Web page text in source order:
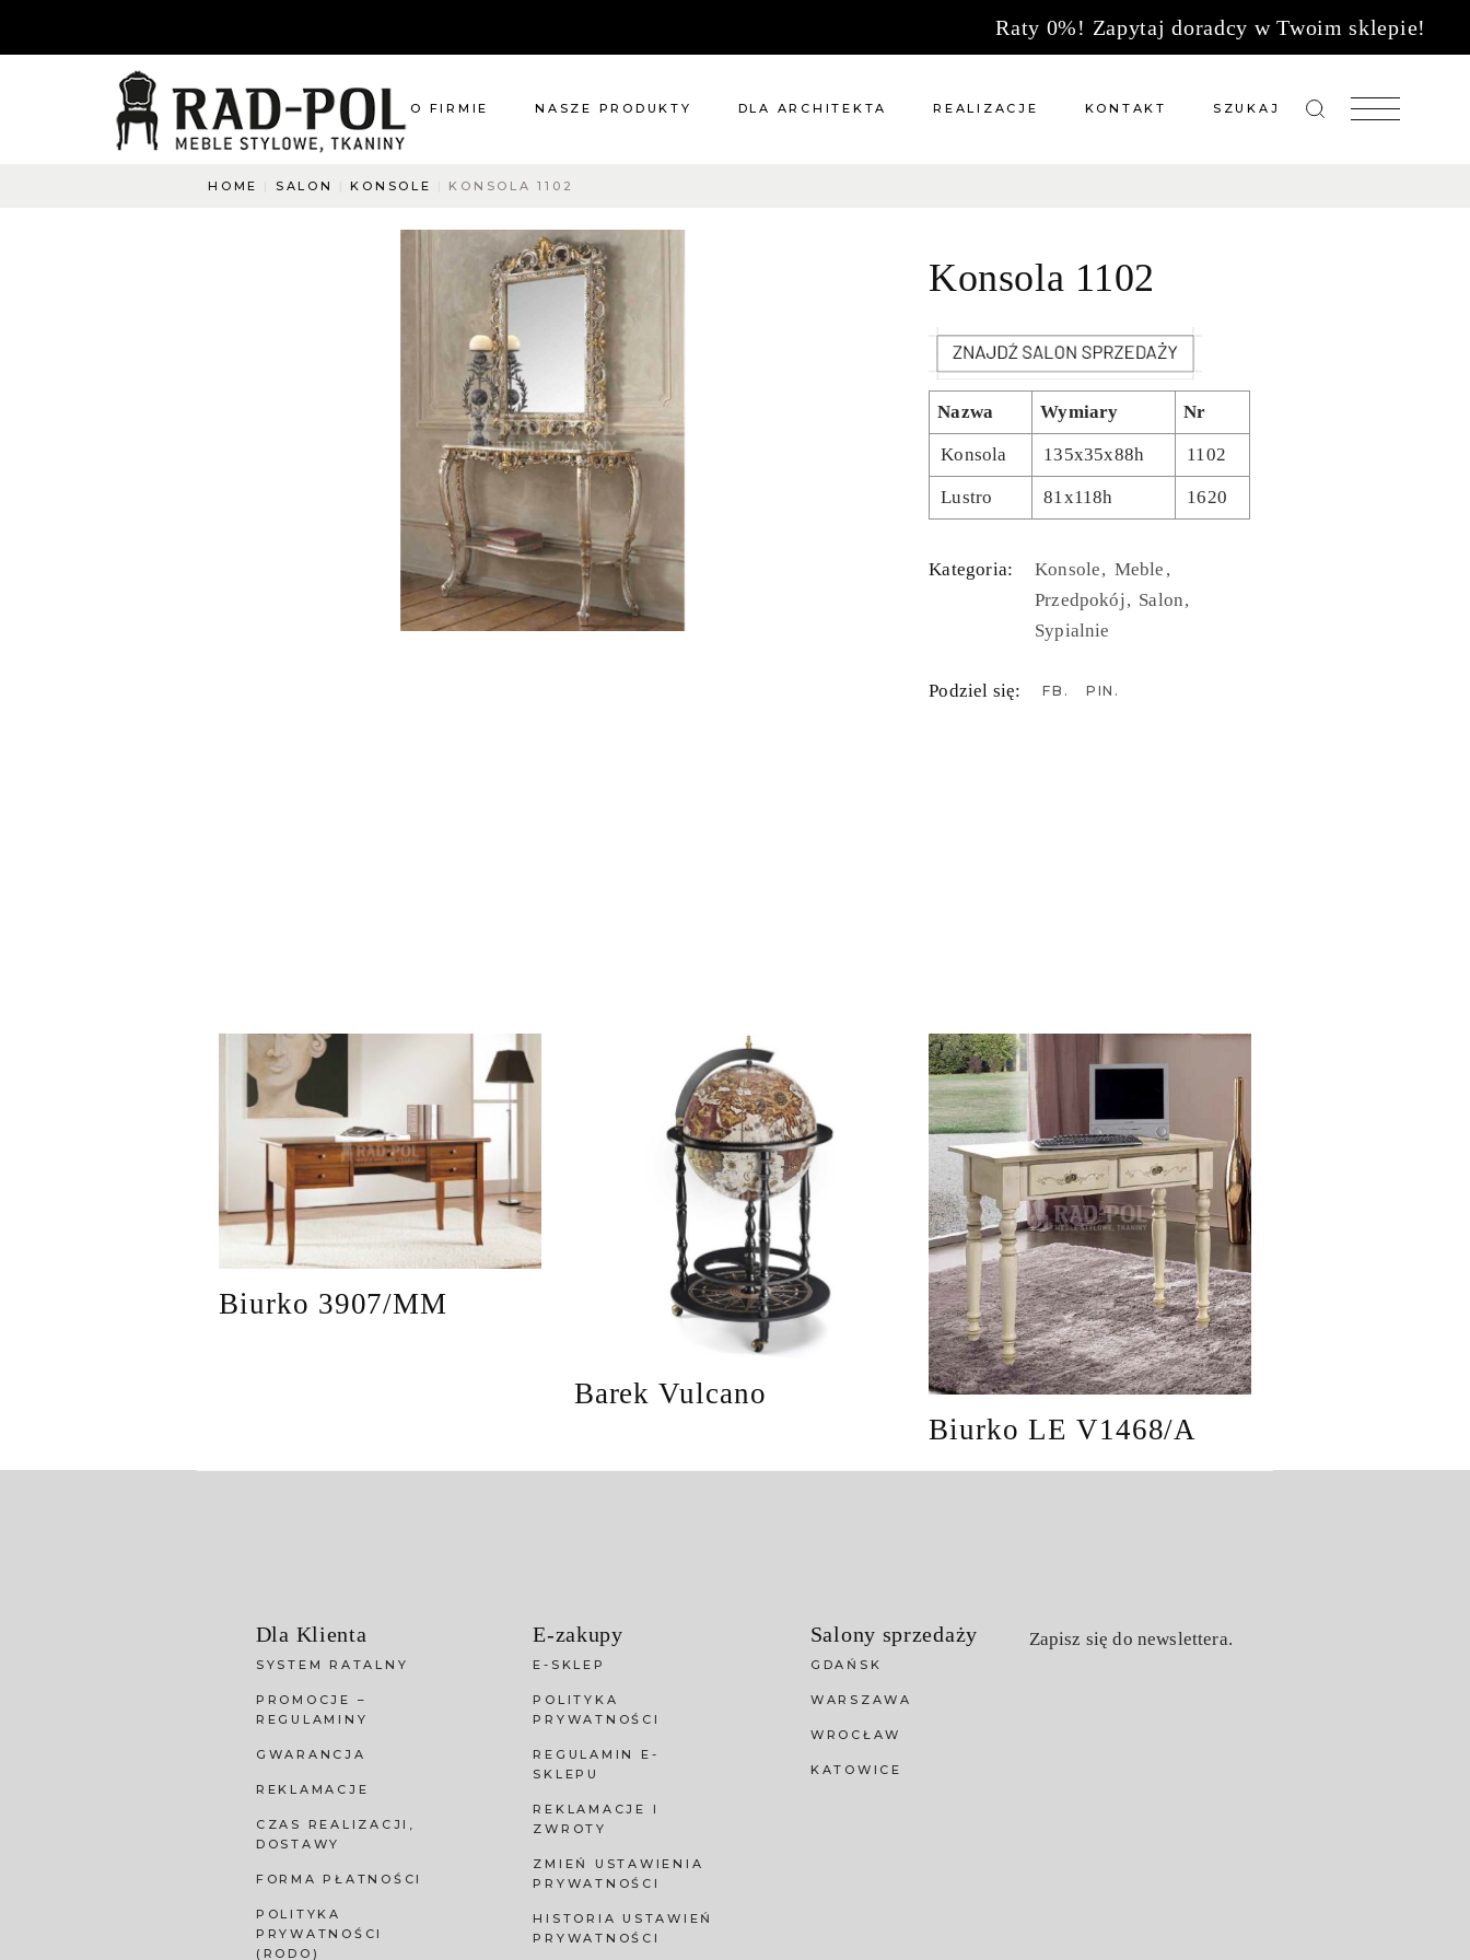
Raty 0%! Zapytaj doradcy w Twoim sklepie!
O FIRMIE
Aktualności
O co pytacie?
Napisz do nas
NASZE PRODUKTY
Pomieszczenia
Oświetlenie
Renowacje
Kuchnie
Dodatki
Tkaniny
Katalog
DLA ARCHITEKTA REALIZACJE KONTAKT
Kuchnie
SZUKAJ
HOME SALON KONSOLE KONSOLA 1102
Konsola 1102
Nazwa Wymiary Nr
Konsola 135x35x88h 1102
Lustro 81x118h 1620
Kategoria: Konsole Meble
Przedpokój Salon
Sypialnie
Podziel się: FB PIN
Biurko 3907/MM
Barek Vulcano
Biurko LE V1468/A
Dla Klienta
SYSTEM RATALNY
PROMOCJE –
REGULAMINY
GWARANCJA
REKLAMACJE
CZAS REALIZACJI,
DOSTAWY
FORMA PŁATNOŚCI
POLITYKA
PRYWATNOŚCI
(RODO)
E-zakupy
E-SKLEP
POLITYKA
PRYWATNOŚCI
REGULAMIN E-
SKLEPU
REKLAMACJE I
ZWROTY
ZMIEŃ USTAWIENIA
PRYWATNOŚCI
HISTORIA USTAWIEŃ
PRYWATNOŚCI
Salony sprzedaży
GDAŃSK
WARSZAWA
WROCŁAW
KATOWICE
Zapisz się do newslettera.